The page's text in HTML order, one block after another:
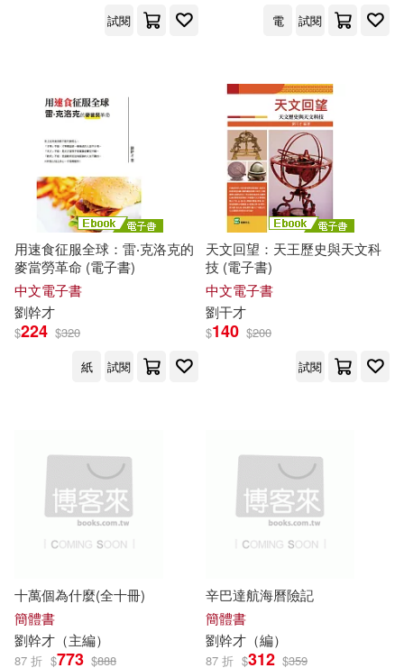
試閱
電
試閱
用速食征服全球：雷‧克洛克的
麥當勞革命 (電子書)
中文電子書
劉幹才
$224 $320
紙
試閱
天文回望：天王歷史與天文科
技 (電子書)
中文電子書
劉干才
$140 $200
試閱
十萬個為什麼(全十冊)
簡體書
劉幹才 （主編）
87 折 $773 $888
辛巴達航海曆險記
簡體書
劉幹才 （編）
87 折 $312 $359